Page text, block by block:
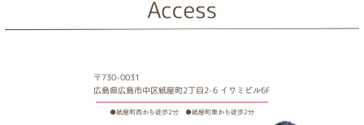
〒730-0031
広島県広島市中区紙屋町2丁目2-6 イワミビル6F
●紙屋町西から徒歩2分 ●紙屋町東から徒歩2分